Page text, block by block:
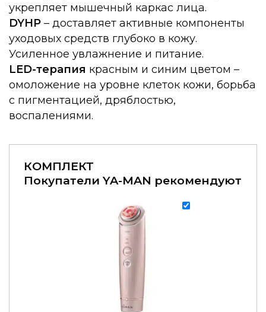
укрепляет мышечный каркас лица.
DYHP – доставляет активные компоненты
уходовых средств глубоко в кожу.
Усиленное увлажнение и питание.
LED-терапия красным и синим цветом –
омоложение на уровне клеток кожи, борьба
с пигментацией, дряблостью,
воспалениями.
КОМПЛЕКТ
Покупатели YA-MAN рекомендуют